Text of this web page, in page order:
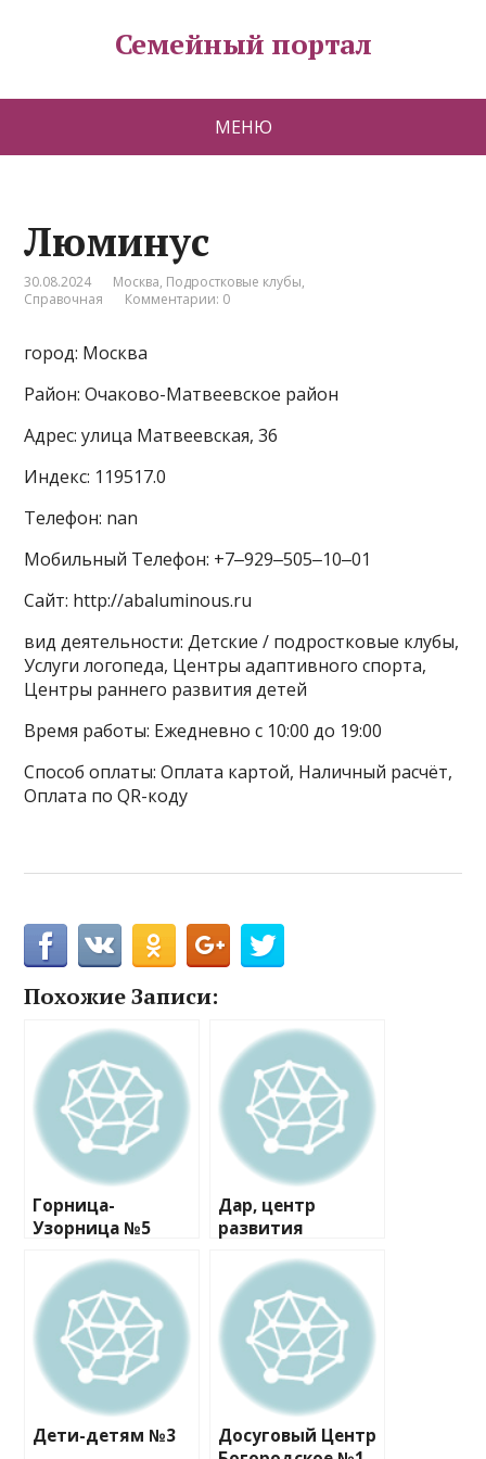
Семейный портал
МЕНЮ
Люминус
30.08.2024 Москва, Подростковые клубы,
Справочная
Комментарии: 0
город: Москва
Район: Очаково-Матвеевское район
Адрес: улица Матвеевская, 36
Индекс: 119517.0
Телефон: nan
Мобильный Телефон: +7‒929‒505‒10‒01
Сайт: http://abaluminous.ru
вид деятельности: Детские / подростковые клубы,
Услуги логопеда, Центры адаптивного спорта,
Центры раннего развития детей
Время работы: Ежедневно с 10:00 до 19:00
Способ оплаты: Оплата картой, Наличный расчёт,
Оплата по QR-коду
Похожие Записи:
Горница-
Узорница №5
Дар, центр
развития
Дети-детям №3
Досуговый Центр